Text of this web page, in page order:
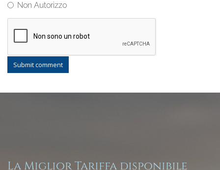
Non Autorizzo
Submit comment
La Miglior Tariffa disponibile